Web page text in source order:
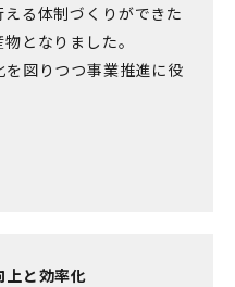
る体制づくりができた
となりました。
図りつつ事業推進に役
上と効率化